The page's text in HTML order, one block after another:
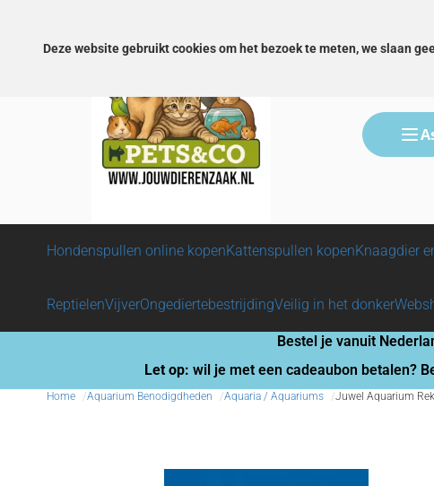
Hondenspullen online kopenKattenspullen kopenKnaagdier
ReptielenVijverOngediertebestrijdingVeilig in het donker
Bestel je vanuit
Let op: wil je met een cadeaubon betalen?
Home Aquarium Benodigdheden Aquaria / Aquariums Juwel Aquarium
Deze website gebruikt cookies om het bezoek te meten, we slaan